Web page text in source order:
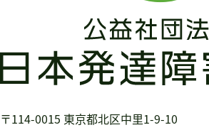
〒114-0015 東京都北区中里1-9-10